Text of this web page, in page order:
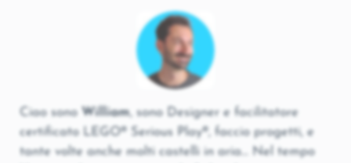
Ciao sonoWilliam, sono Designer e facilitatore
certificato LEGO® Serious Play®, faccio progetti, e
tante volte anche molti castelli in aria... Nel tempo